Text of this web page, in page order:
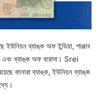
ব্যাঙ্ক অফ ইন্ডিয়া, পাঞ্জাব
এবং ব্যাঙ্ক অফ বরোদা। Srei
কানারা ব্যাঙ্ক, ইউনিয়ন ব্যাঙ্ক